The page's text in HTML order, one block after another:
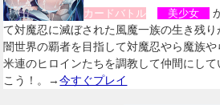
カードバトル 美少女
て対魔忍に滅ぼされた風魔一族の生き残り
闇世界の覇者を目指して対魔忍やら魔族や
米連のヒロインたちを調教して仲間にして
こう！。→今すぐプレイ